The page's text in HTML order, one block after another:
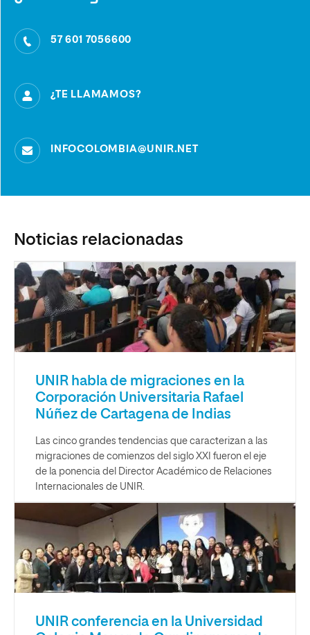
57 601 7056600
¿TE LLAMAMOS?
INFOCOLOMBIA@UNIR.NET
Noticias relacionadas
UNIR habla de migraciones en la
Corporación Universitaria Rafael
Núñez de Cartagena de Indias
Las cinco grandes tendencias que caracterizan a las
migraciones de comienzos del siglo XXI fueron el eje
de la ponencia del Director Académico de Relaciones
Internacionales de UNIR.
UNIR conferencia en la Universidad